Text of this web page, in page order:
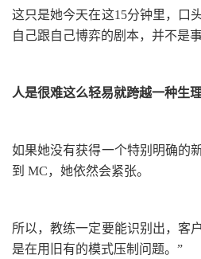
这只是她今天在这15分钟里，口
自己跟自己博弈的剧本，并不是事
人是很难这么轻易就跨越一种生
如果她没有获得一个特别 明确的
到 MC，她依然会紧张。
所以，教练一定要能识别出，客
是在用旧有的模式压制问题。 ”